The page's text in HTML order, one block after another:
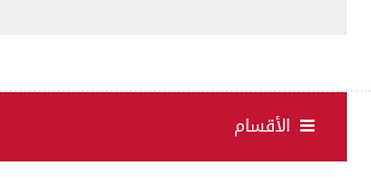
الأقسام